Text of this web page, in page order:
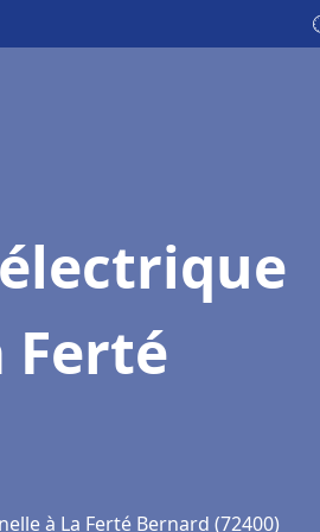
à La Ferté Bernard (72400)